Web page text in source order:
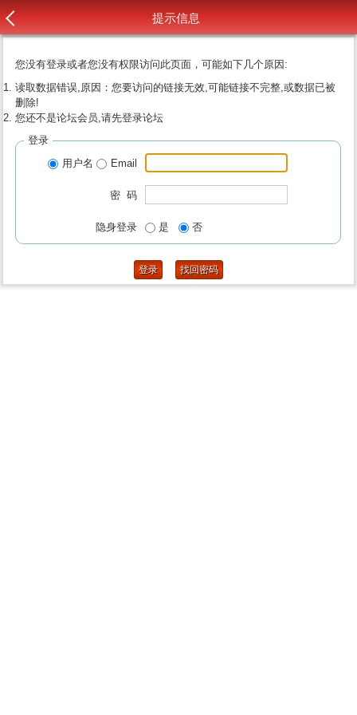
提示信息
您没有登录或者您没有权限访问此页面，可能如下几个原因:
读取数据错误,原因：您要访问的链接无效,可能链接不完整,或数据已被
删除!
您还不是论坛会员,请先登录论坛
登录
用户名
Email
密 码
隐身登录 是 否